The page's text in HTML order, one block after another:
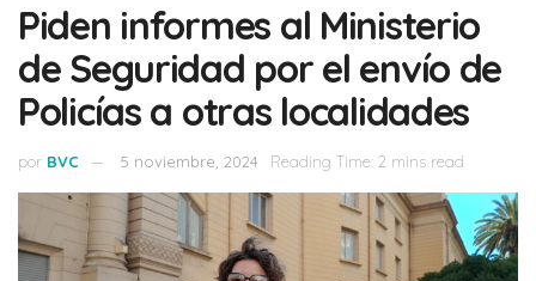
Piden informes al Ministerio
de Seguridad por el envío de
Policías a otras localidades
por BVC 5 noviembre, 2024 Reading Time: 2 mins read